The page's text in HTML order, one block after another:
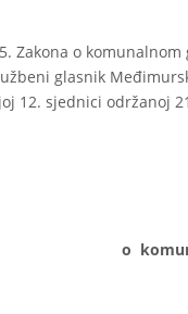
Zakona o
glasnik
12. sjednici održanoj
o